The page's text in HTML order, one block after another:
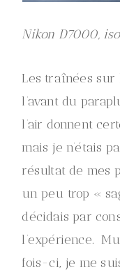
Nikon D7000,
Les traînées sur
l’avant du
l’air donnent
mais je n’étais
résultat de mes
un peu trop «
décidais par
l’expérience.
fois-ci, je me